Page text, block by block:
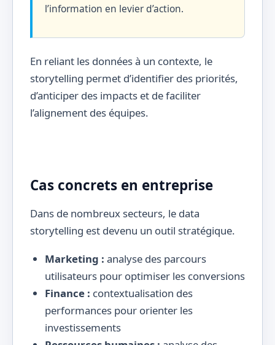
l’information en levier d’action.
En reliant les données à un contexte, le
storytelling permet d’identifier des priorités,
d’anticiper des impacts et de faciliter
l’alignement des équipes.
Cas concrets en entreprise
Dans de nombreux secteurs, le data
storytelling est devenu un outil stratégique.
Marketing : analyse des parcours
utilisateurs pour optimiser les conversions
Finance : contextualisation des
performances pour orienter les
investissements